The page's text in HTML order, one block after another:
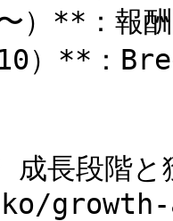
**：報
**：
長段階
growth-